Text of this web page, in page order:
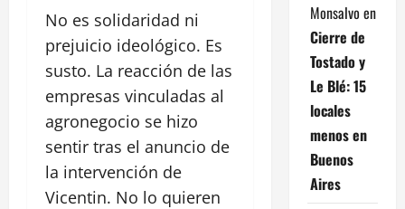
No es solidaridad ni
prejuicio ideológico. Es
susto. La reacción de las
empresas vinculadas al
agronegocio se hizo
sentir tras el anuncio de
la intervención de
Vicentin. No lo quieren
Monsalvo en
Cierre de
Tostado y
Le Blé: 15
locales
menos en
Buenos
Aires